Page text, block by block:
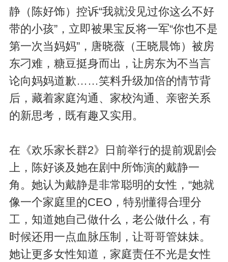
静（陈好饰）控诉“我就没见过你这么不好
带的小孩”，立即被果宝反将一军“你也不是
第一次当妈妈”，唐晓薇（王晓晨饰）被房
东刁难，糖豆挺身而出，让房东为不当言
论向妈妈道歉……笑料升级加倍的情节背
后，藏着家庭沟通、家校沟通、亲密关系
的新思考，既有趣又实用。
在《欢乐家长群2》日前举行的提前观剧会
上，陈好谈及她在剧中所饰演的戴静一
角。她认为戴静是非常聪明的女性，“她就
像一个家庭里的CEO，特别懂得合理分
工，知道她自己做什么，老公做什么，有
时候还用一点血脉压制，让哥哥管妹妹。
她让更多女性知道，家庭责任不光是女性